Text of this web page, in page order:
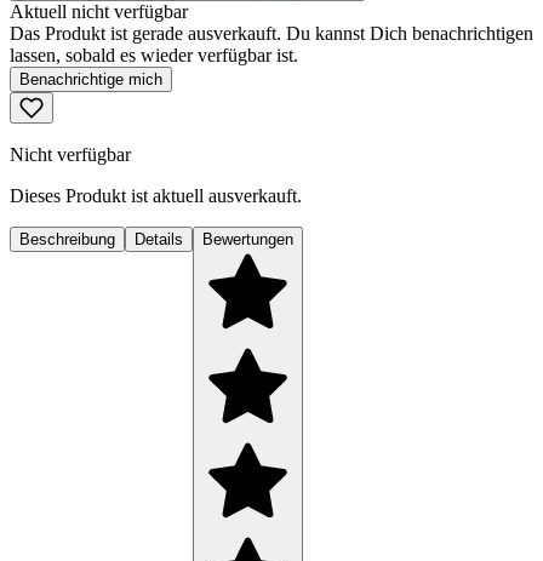
Aktuell nicht verfügbar
Das Produkt ist gerade ausverkauft. Du kannst Dich benachrichtigen
lassen, sobald es wieder verfügbar ist.
Benachrichtige mich
Nicht verfügbar
Dieses Produkt ist aktuell ausverkauft.
Beschreibung Details Bewertungen